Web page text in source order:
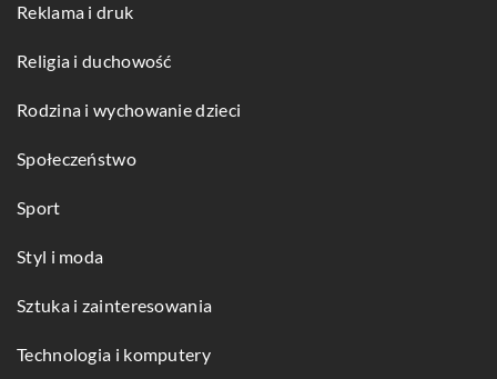
Reklama i druk
Religia i duchowość
Rodzina i wychowanie dzieci
Społeczeństwo
Sport
Styl i moda
Sztuka i zainteresowania
Technologia i komputery